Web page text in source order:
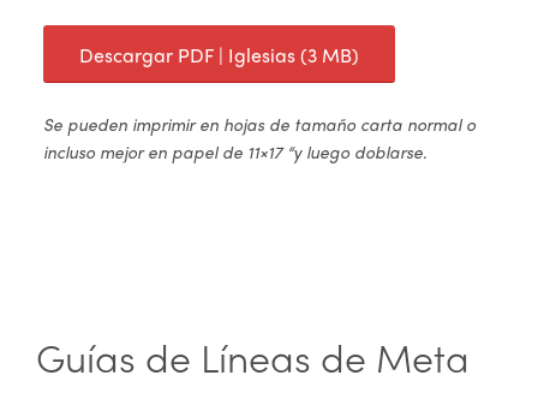
Descargar PDF | Iglesias (3 MB)
Se pueden imprimir en hojas de tamaño carta normal o
incluso mejor en papel de 11×17 “y luego doblarse.
Guías de Líneas de Meta